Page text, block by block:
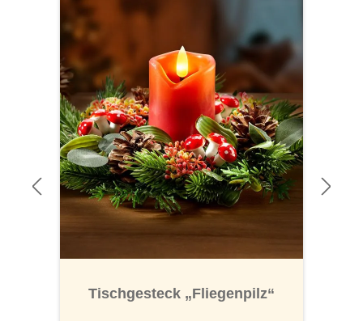
Tischgesteck „Fliegenpilz“